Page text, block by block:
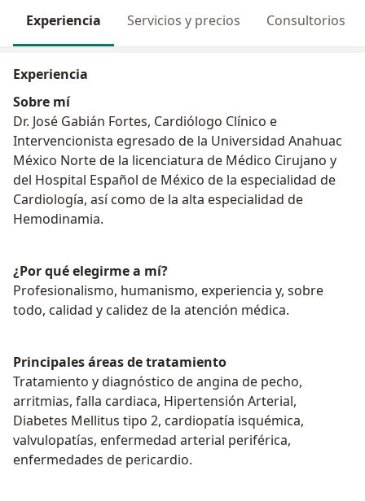
Experiencia Servicios y precios Consultorios
Experiencia
Sobre mí
Dr. José Gabián Fortes, Cardiólogo Clínico e
Intervencionista egresado de la Universidad Anahuac
México Norte de la licenciatura de Médico Cirujano y
del Hospital Español de México de la especialidad de
Cardiología, así como de la alta especialidad de
Hemodinamia.
¿Por qué elegirme a mí?
Profesionalismo, humanismo, experiencia y, sobre
todo, calidad y calidez de la atención médica.
Principales áreas de tratamiento
Tratamiento y diagnóstico de angina de pecho,
arritmias, falla cardiaca, Hipertensión Arterial,
Diabetes Mellitus tipo 2, cardiopatía isquémica,
valvulopatías, enfermedad arterial periférica,
enfermedades de pericardio.